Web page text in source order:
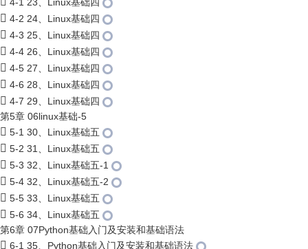
4-2 24、Linux基础四
4-3 25、Linux基础四
4-4 26、Linux基础四
4-5 27、Linux基础四
4-6 28、Linux基础四
4-7 29、Linux基础四
第5章 06linux基础-5
5-1 30、Linux基础五
5-2 31、Linux基础五
5-3 32、Linux基础五-1
5-4 32、Linux基础五-2
5-5 33、Linux基础五
5-6 34、Linux基础五
第6章 07Python基础入门及安装和基础语法
6-1 35、Python基础入门及安装和基础语法